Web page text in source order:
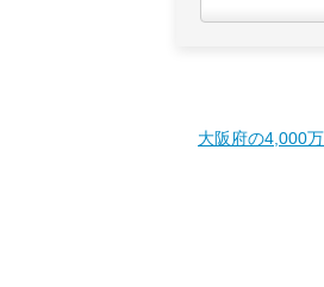
大阪府の4,000